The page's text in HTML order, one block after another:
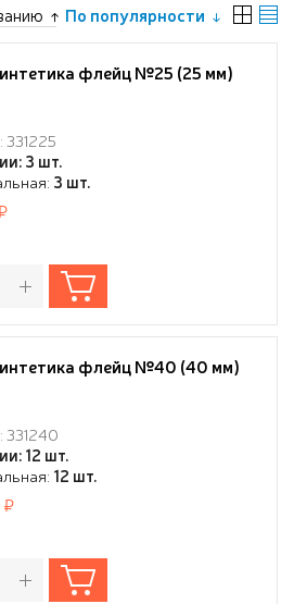
По популярности
флейц №25 (25 мм)
331225
3 шт.
3 шт.
флейц №40 (40 мм)
331240
12 шт.
12 шт.